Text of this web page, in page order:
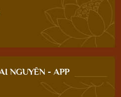
NGUYÊN - APP